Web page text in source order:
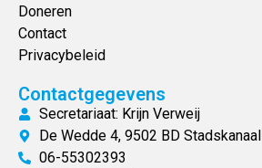
Doneren
Contact
Privacybeleid
Contactgegevens
Secretariaat: Krijn Verweij
De Wedde 4, 9502 BD Stadskanaal
06-55302393